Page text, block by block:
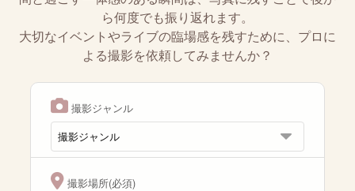
ら何度でも振り返れます。
大切なイベントやライブの臨場感を残すために、プロに
よる撮影を依頼してみませんか？
撮影ジャンル
撮影場所(必須)